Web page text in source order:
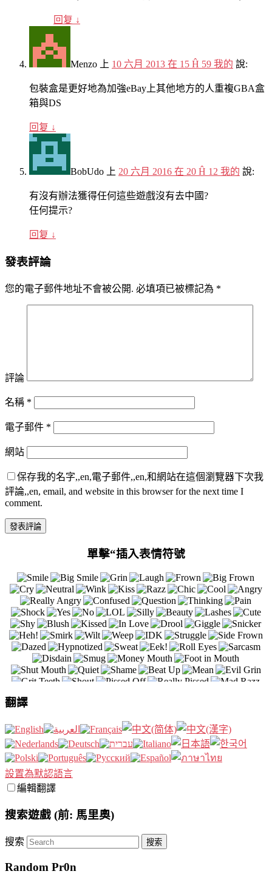
回复 ↓
Menzo 上 10 六月 2013 在 15 Ĥ 59 我的 說:
包裝盒是更好地為加強eBay上其他地方的人重複GBA盒
箱與DS
回复 ↓
BobUdo 上 20 六月 2016 在 20 Ĥ 12 我的 說:
有沒有辦法獲得任何這些遊戲沒有去中國?
任何提示?
回复 ↓
發表評論
您的電子郵件地址不會被公開. 必填項已被標記為 *
評論
名稱 *
電子郵件 *
網站
保存我的名字,,en,電子郵件,,en,和網站在這個瀏覽器下次我
評論,,en, email, and website in this browser for the next time I
comment.
單擊“插入表情符號
翻譯
設置為默認語言
編輯翻譯
搜索遊戲 (前: 馬里奧)
搜索
Random Pr0n